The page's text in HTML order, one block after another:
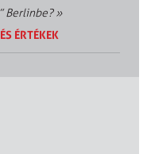
Berlinbe?»
ÉRTÉKEK